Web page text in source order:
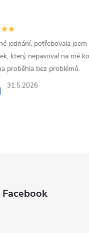
31.5.2026
jednání, potřebovala
který nepasoval na mé
proběhla bez problémů.
Facebook